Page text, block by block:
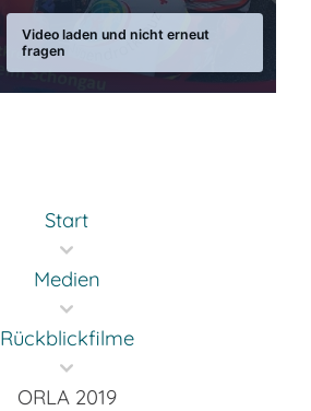
Video laden und nicht erneut
fragen
Start
Medien
Rückblickfilme
ORLA 2019